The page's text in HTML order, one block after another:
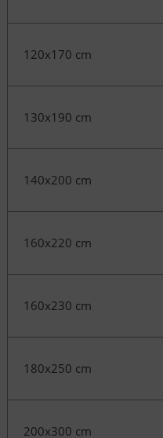
120x170 cm
130x190 cm
140x200 cm
160x220 cm
160x230 cm
180x250 cm
200x300 cm